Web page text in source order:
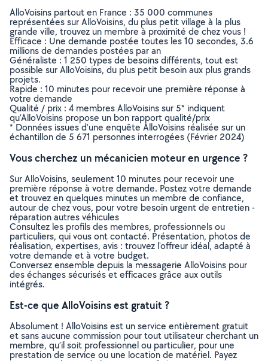
AlloVoisins partout en France : 35 000 communes
représentées sur AlloVoisins, du plus petit village à la plus
grande ville, trouvez un membre à proximité de chez vous !
Efficace : Une demande postée toutes les 10 secondes, 3.6
millions de demandes postées par an
Généraliste : 1 250 types de besoins différents, tout est
possible sur AlloVoisins, du plus petit besoin aux plus grands
projets.
Rapide : 10 minutes pour recevoir une première réponse à
votre demande
Qualité / prix : 4 membres AlloVoisins sur 5* indiquent
qu’AlloVoisins propose un bon rapport qualité/prix
* Données issues d’une enquête AlloVoisins réalisée sur un
échantillon de 5 671 personnes interrogées (Février 2024)
Vous cherchez un mécanicien moteur en urgence ?
Sur AlloVoisins, seulement 10 minutes pour recevoir une
première réponse à votre demande. Postez votre demande
et trouvez en quelques minutes un membre de confiance,
autour de chez vous, pour votre besoin urgent de entretien -
réparation autres véhicules
Consultez les profils des membres, professionnels ou
particuliers, qui vous ont contacté. Présentation, photos de
réalisation, expertises, avis : trouvez l'offreur idéal, adapté à
votre demande et à votre budget.
Conversez ensemble depuis la messagerie AlloVoisins pour
des échanges sécurisés et efficaces grâce aux outils
intégrés.
Est-ce que AlloVoisins est gratuit ?
Absolument ! AlloVoisins est un service entièrement gratuit
et sans aucune commission pour tout utilisateur cherchant un
membre, qu’il soit professionnel ou particulier, pour une
prestation de service ou une location de matériel. Payez